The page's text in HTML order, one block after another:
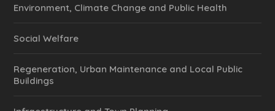
Environment, Climate Change and Public Health
Social Welfare
Regeneration, Urban Maintenance and Local Public
Buildings